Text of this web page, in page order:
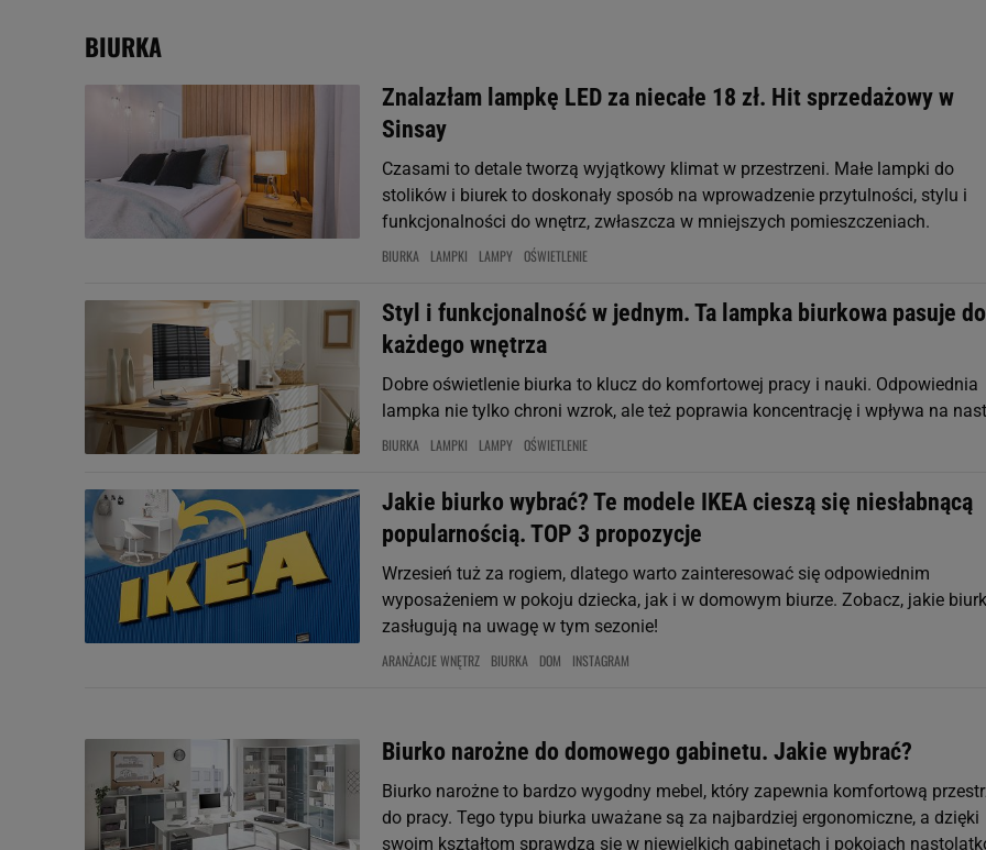
BIURKA
Znalazłam lampkę LED za niecałe 18 zł. Hit sprzedażowy w
Sinsay
Czasami to detale tworzą wyjątkowy klimat w przestrzeni. Małe lampki do
stolików i biurek to doskonały sposób na wprowadzenie przytulności, stylu i
funkcjonalności do wnętrz, zwłaszcza w mniejszych pomieszczeniach.
BIURKA LAMPKI LAMPY OŚWIETLENIE
Styl i funkcjonalność w jednym. Ta lampka biurkowa pasuje do
każdego wnętrza
Dobre oświetlenie biurka to klucz do komfortowej pracy i nauki. Odpowiednia
lampka nie tylko chroni wzrok, ale też poprawia koncentrację i wpływa na
BIURKA LAMPKI LAMPY OŚWIETLENIE
Jakie biurko wybrać? Te modele IKEA cieszą się niesłabnącą
popularnością. TOP 3 propozycje
Wrzesień tuż za rogiem, dlatego warto zainteresować się odpowiednim
wyposażeniem w pokoju dziecka, jak i w domowym biurze. Zobacz, jakie
zasługują na uwagę w tym sezonie!
ARANŻACJE WNĘTRZ BIURKA DOM INSTAGRAM
Biurko narożne do domowego gabinetu. Jakie wybrać?
Biurko narożne to bardzo wygodny mebel, który zapewnia komfortową
do pracy. Tego typu biurka uważane są za najbardziej ergonomiczne, a dzięki
swoim kształtom sprawdzą się w niewielkich gabinetach i pokojach